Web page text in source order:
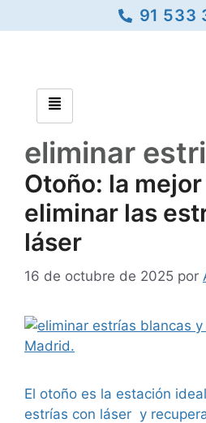
91 533
eliminar
Otoño: la
eliminar las
láser
16 de octubre de 2025 por
El otoño es la estación
estrías con láser y